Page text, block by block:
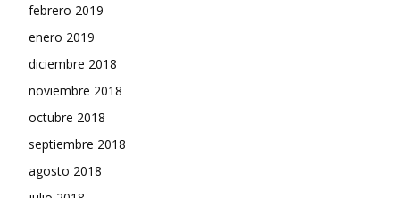
febrero 2019
enero 2019
diciembre 2018
noviembre 2018
octubre 2018
septiembre 2018
agosto 2018